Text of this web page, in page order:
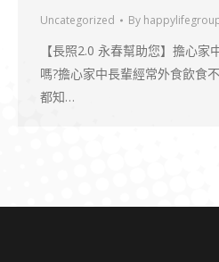
Uncategorized By
【長照2.0 永春幫助您】擔心
嗎?擔心家中長輩經常外食飲食
都知…